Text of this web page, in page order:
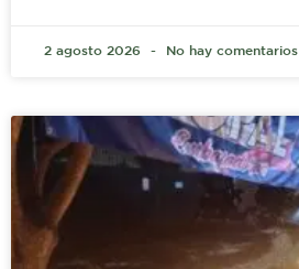
2 agosto 2026 No hay comentarios